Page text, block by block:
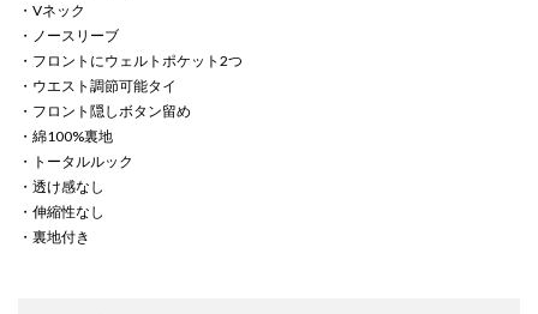
・Vネック
・ノースリーブ
・フロントにウェルトポケット2つ
・ウエスト調節可能タイ
・フロント隠しボタン留め
・綿100%裏地
・トータルルック
・透け感なし
・伸縮性なし
・裏地付き